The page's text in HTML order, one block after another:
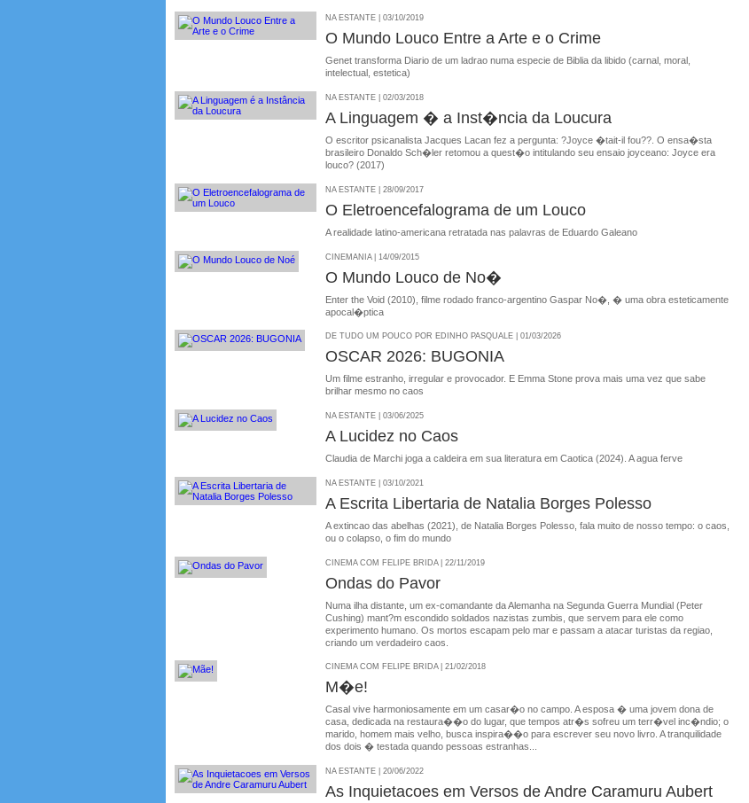
NA ESTANTE | 03/10/2019
O Mundo Louco Entre a Arte e o Crime
Genet transforma Diario de um ladrao numa especie de Biblia da libido (carnal, moral,
intelectual, estetica)
NA ESTANTE | 02/03/2018
A Linguagem � a Inst�ncia da Loucura
O escritor psicanalista Jacques Lacan fez a pergunta: ?Joyce �tait-il fou??. O ensa�sta
brasileiro Donaldo Sch�ler retomou a quest�o intitulando seu ensaio joyceano: Joyce era
louco? (2017)
NA ESTANTE | 28/09/2017
O Eletroencefalograma de um Louco
A realidade latino-americana retratada nas palavras de Eduardo Galeano
CINEMANIA | 14/09/2015
O Mundo Louco de No�
Enter the Void (2010), filme rodado franco-argentino Gaspar No�, � uma obra esteticamente
apocal�ptica
DE TUDO UM POUCO POR EDINHO PASQUALE | 01/03/2026
OSCAR 2026: BUGONIA
Um filme estranho, irregular e provocador. E Emma Stone prova mais uma vez que sabe
brilhar mesmo no caos
NA ESTANTE | 03/06/2025
A Lucidez no Caos
Claudia de Marchi joga a caldeira em sua literatura em Caotica (2024). A agua ferve
NA ESTANTE | 03/10/2021
A Escrita Libertaria de Natalia Borges Polesso
A extincao das abelhas (2021), de Natalia Borges Polesso, fala muito de nosso tempo: o caos,
ou o colapso, o fim do mundo
CINEMA COM FELIPE BRIDA | 22/11/2019
Ondas do Pavor
Numa ilha distante, um ex-comandante da Alemanha na Segunda Guerra Mundial (Peter
Cushing) mant?m escondido soldados nazistas zumbis, que servem para ele como
experimento humano. Os mortos escapam pelo mar e passam a atacar turistas da regiao,
criando um verdadeiro caos.
CINEMA COM FELIPE BRIDA | 21/02/2018
M�e!
Casal vive harmoniosamente em um casar�o no campo. A esposa � uma jovem dona de
casa, dedicada na restaura��o do lugar, que tempos atr�s sofreu um terr�vel inc�ndio; o
marido, homem mais velho, busca inspira��o para escrever seu novo livro. A tranquilidade
dos dois � testada quando pessoas estranhas...
NA ESTANTE | 20/06/2022
As Inquietacoes em Versos de Andre Caramuru Aubert